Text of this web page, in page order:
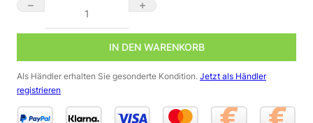
LED Bodeneinbaustrahler dimmbar | eckig | IP67 | neutralweiß
IN DEN WARENKORB
Als Händler erhalten Sie gesonderte Kondition. Jetzt als Händler
registrieren